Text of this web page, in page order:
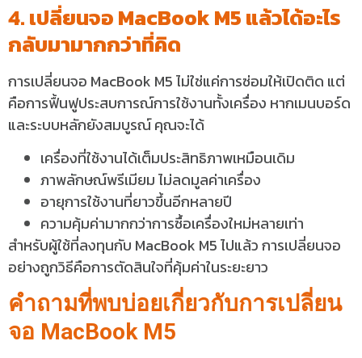
4. เปลี่ยนจอ MacBook M5 แล้วได้อะไร
กลับมามากกว่าที่คิด
การเปลี่ยนจอ MacBook M5 ไม่ใช่แค่การซ่อมให้เปิดติด แต่
คือการฟื้นฟูประสบการณ์การใช้งานทั้งเครื่อง หากเมนบอร์ด
และระบบหลักยังสมบูรณ์ คุณจะได้
เครื่องที่ใช้งานได้เต็มประสิทธิภาพเหมือนเดิม
ภาพลักษณ์พรีเมียม ไม่ลดมูลค่าเครื่อง
อายุการใช้งานที่ยาวขึ้นอีกหลายปี
ความคุ้มค่ามากกว่าการซื้อเครื่องใหม่หลายเท่า
สำหรับผู้ใช้ที่ลงทุนกับ MacBook M5 ไปแล้ว การเปลี่ยนจอ
อย่างถูกวิธีคือการตัดสินใจที่คุ้มค่าในระยะยาว
คำถามที่พบบ่อยเกี่ยวกับการเปลี่ยน
จอ MacBook M5